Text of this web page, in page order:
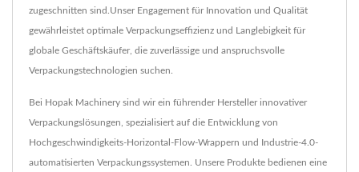
zugeschnitten sind.Unser Engagement für Innovation und Qualität
gewährleistet optimale Verpackungseffizienz und Langlebigkeit für
globale Geschäftskäufer, die zuverlässige und anspruchsvolle
Verpackungstechnologien suchen.
Bei Hopak Machinery sind wir ein führender Hersteller innovativer
Verpackungslösungen, spezialisiert auf die Entwicklung von
Hochgeschwindigkeits-Horizontal-Flow-Wrappern und Industrie-4.0-
automatisierten Verpackungssystemen. Unsere Produkte bedienen eine